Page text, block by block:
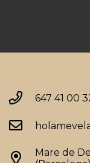
647 41 00
Mare de